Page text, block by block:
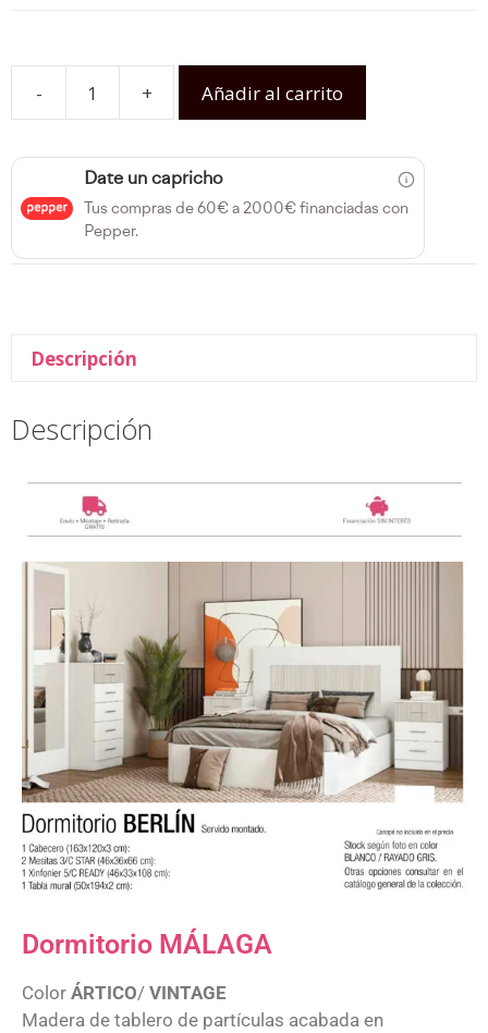
- + Añadir al carrito
Date un capricho
Tus compras de 60€ a 2000€ financiadas con
Pepper.
Descripción
Descripción
Dormitorio MÁLAGA
Color ÁRTICO/ VINTAGE
Madera de tablero de partículas acabada en